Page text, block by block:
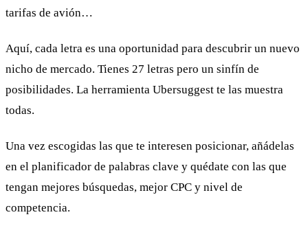
tarifas de avión…
Aquí, cada letra es una oportunidad para descubrir un nuevo
nicho de mercado. Tienes 27 letras pero un sinfín de
posibilidades. La herramienta Ubersuggest te las muestra
todas.
Una vez escogidas las que te interesen posicionar, añádelas
en el planificador de palabras clave y quédate con las que
tengan mejores búsquedas, mejor CPC y nivel de
competencia.